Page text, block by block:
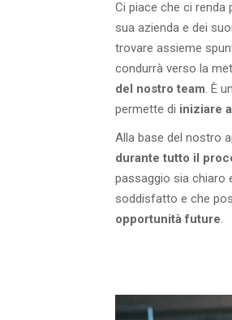
Ci piace che ci renda
sua azienda e dei
trovare assieme
condurrà verso la
del nostro team. È
permette di iniziare
Alla base del nostro
durante tutto il
passaggio sia chiaro
soddisfatto e che
opportunità future.